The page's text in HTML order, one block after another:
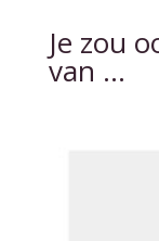
Je zou
van …